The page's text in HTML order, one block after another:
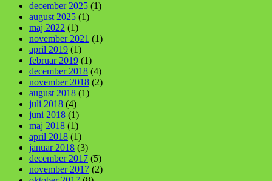
december 2025 (1)
august 2025 (1)
maj 2022 (1)
november 2021 (1)
april 2019 (1)
februar 2019 (1)
december 2018 (4)
november 2018 (2)
august 2018 (1)
juli 2018 (4)
juni 2018 (1)
maj 2018 (1)
april 2018 (1)
januar 2018 (3)
december 2017 (5)
november 2017 (2)